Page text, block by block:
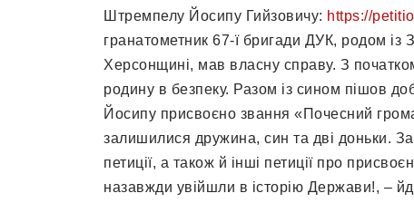
Штремпелу Йосипу Гийзовичу: https://
гранатометник 67-ї бригади ДУК, родом із
Херсонщині, мав власну справу. З
родину в безпеку. Разом із сином пішов
Йосипу присвоєно звання «Почесний
залишилися дружина, син та дві доньки.
петиції, а також й інші петиції про
назавжди увійшли в історію Держави!, –